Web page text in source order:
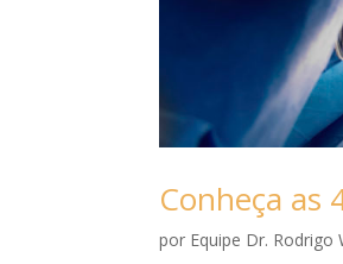
Conheça as
por Equipe Dr. Rodrigo